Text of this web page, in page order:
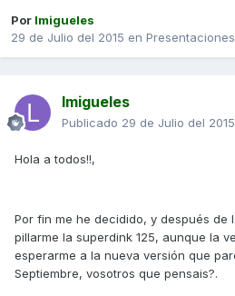
Por lmigueles
29 de Julio del 2015 en
lmigueles
Publicado 29 de Julio del 2015
Hola a todos!!,
Por fin me he decidido, y después de
pillarme la superdink 125, aunque la
esperarme a la nueva versión que
Septiembre, vosotros que pensais?.